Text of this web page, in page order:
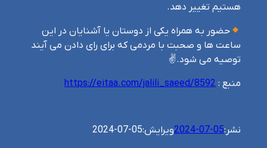
هستیم تغییر دهد.
حضور به همراه یکی از دوستان یا آشنایان در این
ساعت ها و صحبت با مردمی که برای رای دادن می آیند
توصیه می شود.✌
منبع : https://eitaa.com/jalili_saeed/8592
نشر:2024-07-05ویرایش:2024-07-05